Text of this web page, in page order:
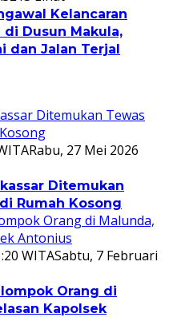
Kelancaran
Dusun Makula,
dan Jalan Terjal
Rabu, 27 Mei 2026
Ditemukan
Rumah Kosong
WITASabtu, 7 Februari
Orang di
Kapolsek